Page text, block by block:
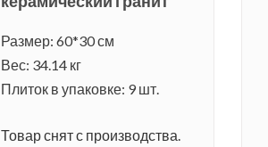
Размер: 60*30 см
Вес: 34.14 кг
Плиток в упаковке: 9 шт.
Товар снят с производства.